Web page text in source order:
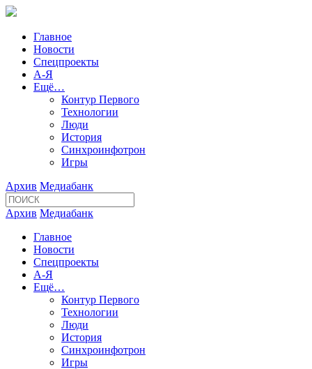
Главное
Новости
Спецпроекты
А-Я
Ещё…
Контур Первого
Технологии
Люди
История
Синхроинфотрон
Игры
Архив Медиабанк
Архив Медиабанк
Главное
Новости
Спецпроекты
А-Я
Ещё…
Контур Первого
Технологии
Люди
История
Синхроинфотрон
Игры